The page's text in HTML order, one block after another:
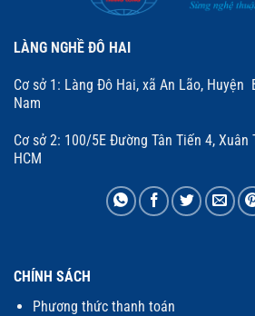
LÀNG NGHỀ ĐÔ HAI
Cơ sở 1: Làng Đô Hai, xã An Lão, Huyện
Nam
Cơ sở 2: 100/5E Đường Tân Tiến 4, Xuân
HCM
CHÍNH SÁCH
Phương thức thanh toán